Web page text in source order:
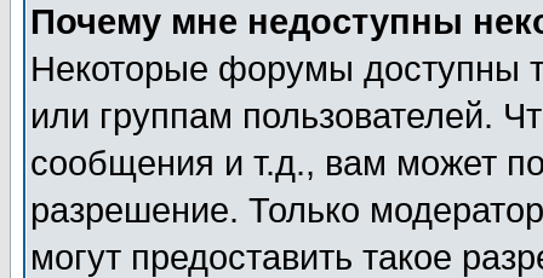
Почему мне недоступны
Некоторые форумы доступны
или группам пользователей.
сообщения и т.д., вам может
разрешение. Только
могут предоставить такое